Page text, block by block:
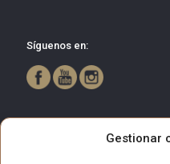
Gestionar
Síguenos en: